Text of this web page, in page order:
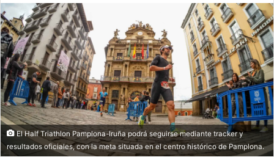
El Half Triathlon Pamplona-Iruña podrá seguirse mediante tracker y
resultados oficiales, con la meta situada en el centro histórico de Pamplona.